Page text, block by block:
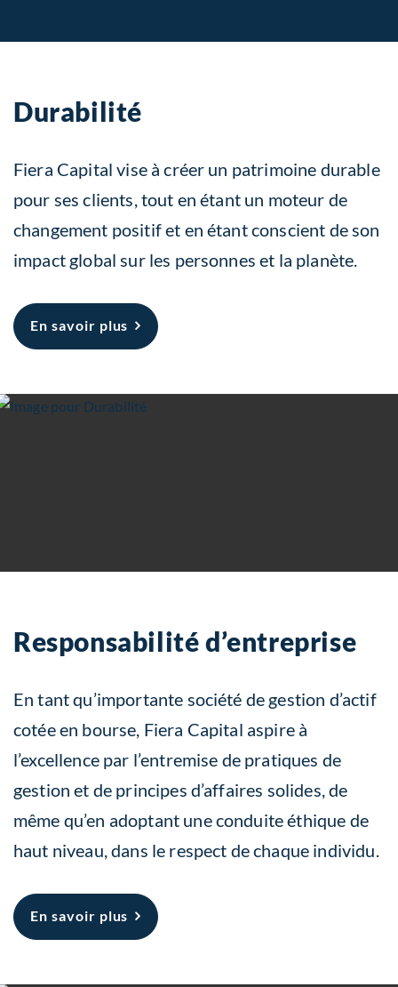
Durabilité
Fiera Capital vise à créer un patrimoine durable
pour ses clients, tout en étant un moteur de
changement positif et en étant conscient de son
impact global sur les personnes et la planète.
En savoir plus À propos Durabilité
Responsabilitéd’entreprise
En tant qu’importante société de gestion d’actif
cotée en bourse, Fiera Capital aspire à
l’excellence par l’entremise de pratiques de
gestion et de principes d’affaires solides, de
même qu’en adoptant une conduite éthique de
haut niveau, dans le respect de chaque individu.
En savoir plus À propos Responsabilité
d’entreprise